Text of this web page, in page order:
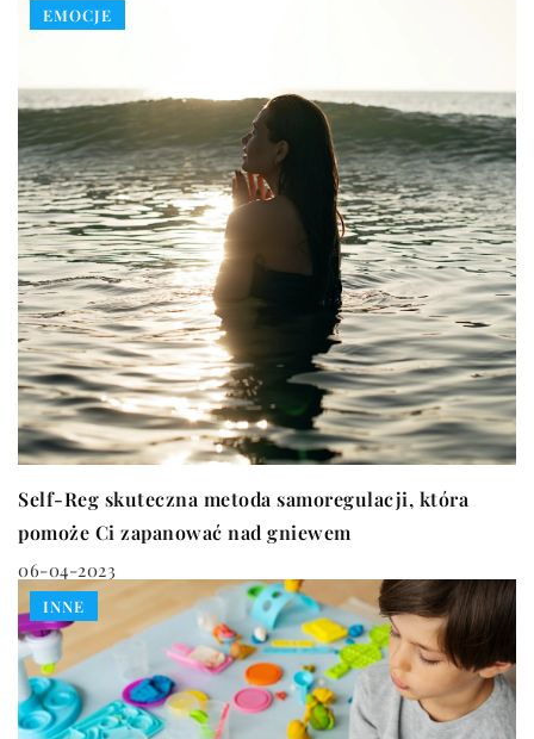
EMOCJE
Self-Reg skuteczna metoda samoregulacji, która
pomoże Ci zapanować nad gniewem
06-04-2023
INNE